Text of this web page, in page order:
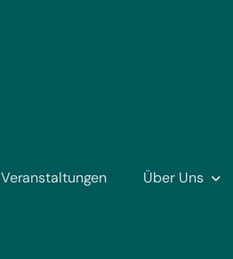
Veranstaltungen Über Uns